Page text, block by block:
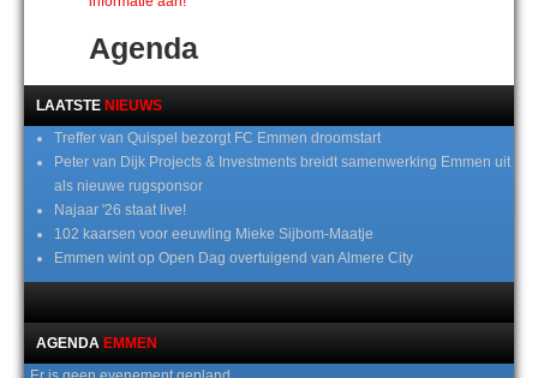
Agenda
LAATSTE NIEUWS
Treffer van Quispel bezorgt FC Emmen droomstart
Peter van Dijk Projects & Investments breidt samenwerking Emmen uit
als nieuwe rugsponsor
Najaar '26 staat live!
102 kaarsen voor eeuwling Mieke Sijbom-Maatje
Emmen wint op Open Dag overtuigend van Almere City
AGENDA EMMEN